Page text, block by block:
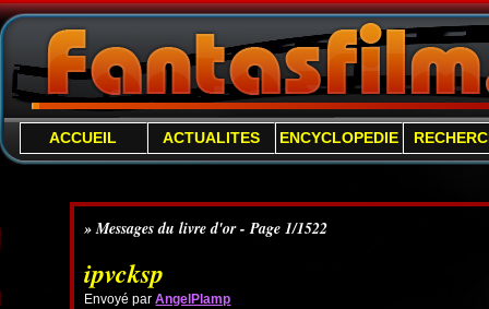
ACCUEIL ACTUALITES ENCYCLOPEDIE
» Messages du livre d'or - Page 1/1522
ipvcksp
Envoyé parAngelPlamp